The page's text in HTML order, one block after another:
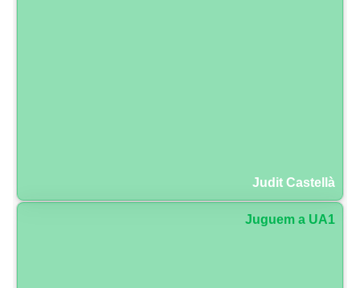
Judit Castellà
Juguem a UA1